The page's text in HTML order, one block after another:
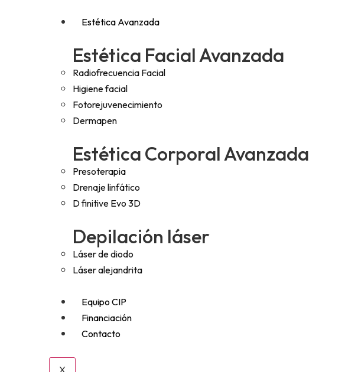
Estética Avanzada
Estética Facial Avanzada
Radiofrecuencia Facial
Higiene facial
Fotorejuvenecimiento
Dermapen
Estética Corporal Avanzada
Presoterapia
Drenaje linfático
D finitive Evo 3D
Depilación láser
Láser de diodo
Láser alejandrita
Equipo CIP
Financiación
Contacto
X